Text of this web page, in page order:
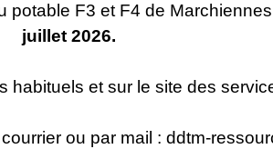
potable F3 et F4 de
juillet 2026.
et sur le site des
ou par mail : ddtm-